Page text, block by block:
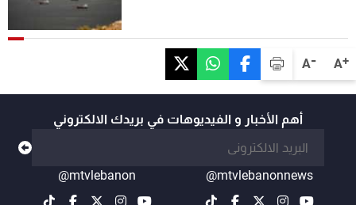
A+
A-
أهم الأخبار و الفيديوهات في بريدك الالكتروني
@mtvlebanonnews
@mtvlebanon